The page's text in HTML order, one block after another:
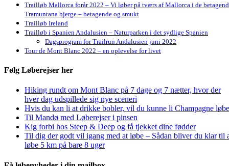
Trailløb Mallorca forår 2022 – Vi løber på tværs af Mallorca i de
Tramuntana bjerge – betagende og smukt
Trailløb Ireland
Trailløb i Spanien Andalusien – Naturparken i det sydlige Spanien
Dagsprogram for Trailrun Andalusien juni 2022
Tour de Mont Blanc 2022 – en oplevelse for livet
Følg Løberejser her
Hiking rundt om Mont Blanc på 7 dage og 7 nætter, hvor der
hver dag udspillede sig nye sceneri
Hvis du kan li at drikke bobler, vil du kunne li Champagne
Til Mandø med Løberejser i pinsen
Kig forbi hos Steep & Deep og få tjekket dine fødder
Til dig der godt vil igang med at løbe – Sådan bliver du klar til
løbe 5 km på bare 8 uger